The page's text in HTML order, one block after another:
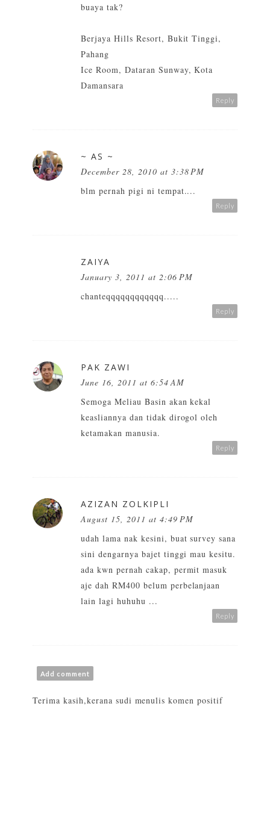
buaya tak?
Berjaya Hills Resort, Bukit Tinggi,
Pahang
Ice Room, Dataran Sunway, Kota
Damansara
Reply
~ AS ~
December 28, 2010 at 3:38 PM
blm pernah pigi ni tempat....
Reply
ZAIYA
January 3, 2011 at 2:06 PM
chanteqqqqqqqqqqqq.....
Reply
PAK ZAWI
June 16, 2011 at 6:54 AM
Semoga Meliau Basin akan kekal
keasliannya dan tidak dirogol oleh
ketamakan manusia.
Reply
AZIZAN ZOLKIPLI
August 15, 2011 at 4:49 PM
udah lama nak kesini, buat survey sana
sini dengarnya bajet tinggi mau kesitu.
ada kwn pernah cakap, permit masuk
aje dah RM400 belum perbelanjaan
lain lagi huhuhu ...
Reply
Add comment
Terima kasih,kerana sudi menulis komen positif